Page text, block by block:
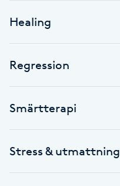
Babylights
Bambumassage
Barnklippning
Healing
Regression
Smärtterapi
Stress & utmattning